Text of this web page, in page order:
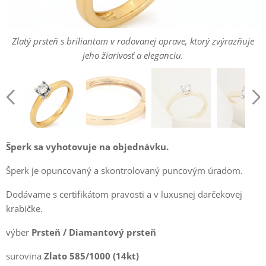
Zlatý prsteň s briliantom v rodovanej opra­ve, ktorý zvýrazňuje
jeho žiarivosť a eleganciu.
jeho žiarivosť a eleganciu.
Zlatý prsteň s briliantom v rodovanej opra­ve, ktorý zvýrazňuje
jeho žiarivosť a eleganciu.
jeho žiarivosť a eleganciu.
Zlatý prsteň s briliantom v rodovanej opra­ve, ktorý zvýrazňuje
jeho žiarivosť a eleganciu.
Šperk sa vyhotovuje na objednávku.
Šperk je opuncovaný a skontrolovaný puncovým úradom.
Dodávame s certifikátom pravosti a v luxusnej darčekovej
krabičke.
výber Prsteň / Diamantový prsteň
surovina Zlato 585/1000 (14kt)